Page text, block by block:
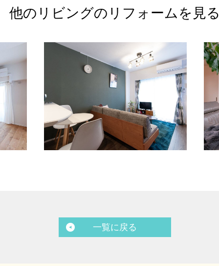
他のリビングの リフォームを見る
一覧に戻る